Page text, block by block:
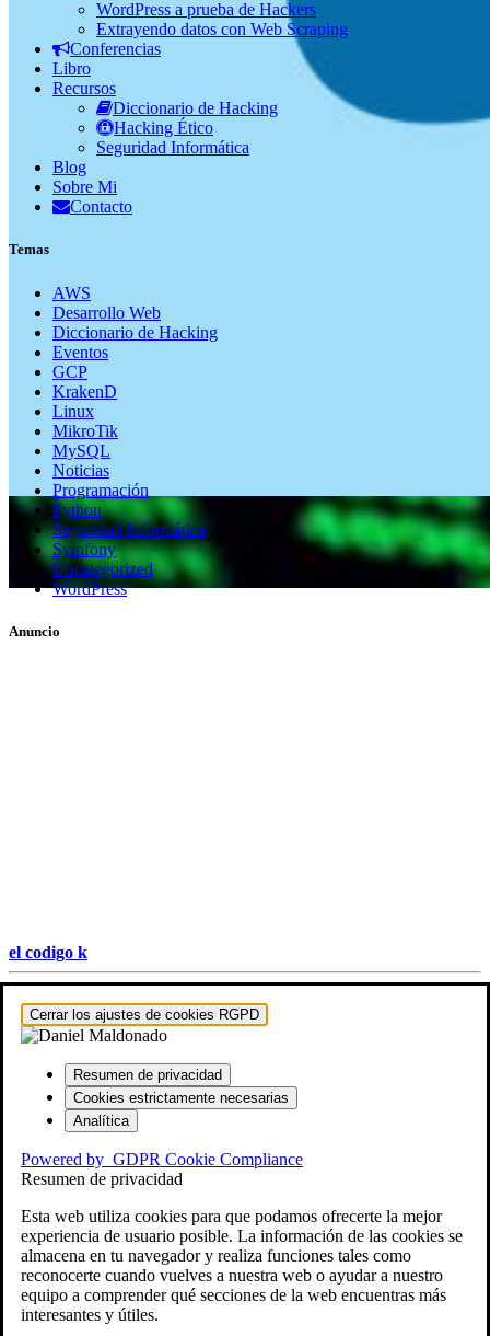
WordPress a prueba de Hackers
Extrayendo datos con Web Scraping
Conferencias
Libro
Recursos
Diccionario de Hacking
Hacking Ético
Seguridad Informática
Blog
Sobre Mi
Contacto
Temas
AWS
Desarrollo Web
Diccionario de Hacking
Eventos
GCP
KrakenD
Linux
MikroTik
MySQL
Noticias
Programación
Python
Seguridad Informática
Symfony
Uncategorized
WordPress
Anuncio
el codigo k
Hestia | Desarrollado porThemeIsle
Cerrar los ajustes de cookies RGPD
Resumen de privacidad
Cookies estrictamente necesarias
Analítica
Powered by GDPR Cookie Compliance
Resumen de privacidad
Esta web utiliza cookies para que podamos ofrecerte la mejor
experiencia de usuario posible. La información de las cookies se
almacena en tu navegador y realiza funciones tales como
reconocerte cuando vuelves a nuestra web o ayudar a nuestro
equipo a comprender qué secciones de la web encuentras más
interesantes y útiles.